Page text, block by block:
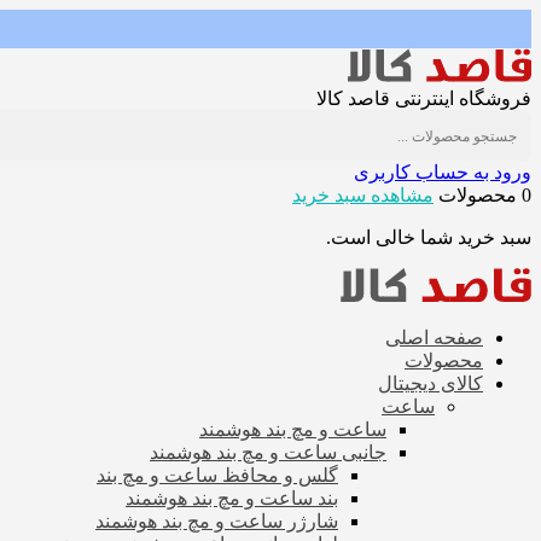
فروشگاه اینترنتی قاصد کالا
ورود به حساب کاربری
0 محصولات
مشاهده سبد خرید
سبد خرید شما خالی است.
صفحه اصلی
محصولات
کالای دیجیتال
ساعت
ساعت و مچ بند هوشمند
جانبی ساعت و مچ بند هوشمند
گلس و محافظ ساعت و مچ بند
بند ساعت و مچ بند هوشمند
شارژر ساعت و مچ بند هوشمند